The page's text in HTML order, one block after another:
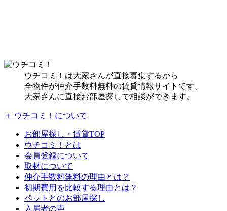
ウチコミ！は大家さんが直接募集するから
全物件が仲介手数料無料の賃貸情報サイトです。
大家さんに直接お部屋探しで相談ができます。
＋ ウチコミ！について
お部屋探し・賃貸TOP
ウチコミ！とは
会員登録について
取材について
仲介手数料無料の理由とは？
初期費用を比較する理由とは？
ペットとのお部屋探し
入居者の声